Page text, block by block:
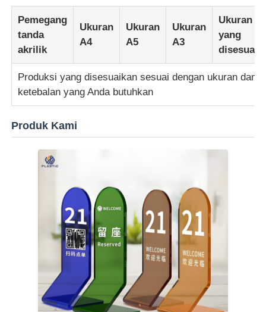
Lembaran Akrilik Plastik Bening
Lembaran Akrilik Berwarna
Lembar Akrilik Cermin
Lembar Acrylic Frosted
Lembaran Akrilik yang Diekstrusi
Pemegang
tanda
akrilik
Ukuran
A4
Ukuran
A5
Ukuran
A3
Ukuran
yang
Produksi yang disesuaikan sesuai dengan ukuran dan
ketebalan yang Anda butuhkan
Produk Kami